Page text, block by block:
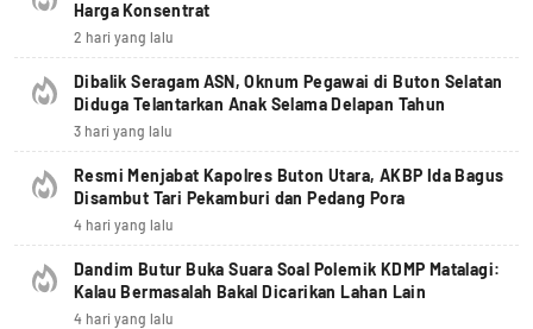
Harga Konsentrat
2 hari yang lalu
Dibalik Seragam ASN, Oknum Pegawai di Buton Selatan
Diduga Telantarkan Anak Selama Delapan Tahun
3 hari yang lalu
Resmi Menjabat Kapolres Buton Utara, AKBP Ida Bagus
Disambut Tari Pekamburi dan Pedang Pora
4 hari yang lalu
Dandim Butur Buka Suara Soal Polemik KDMP Matalagi:
Kalau Bermasalah Bakal Dicarikan Lahan Lain
4 hari yang lalu